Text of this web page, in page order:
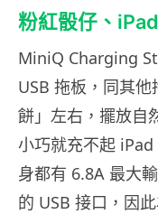
粉紅骰仔、
MiniQ Charging
USB 拖板，同其
餅」左右，擺放自
小巧就充不起
身都有 6.8A 最大
的 USB 接口，因